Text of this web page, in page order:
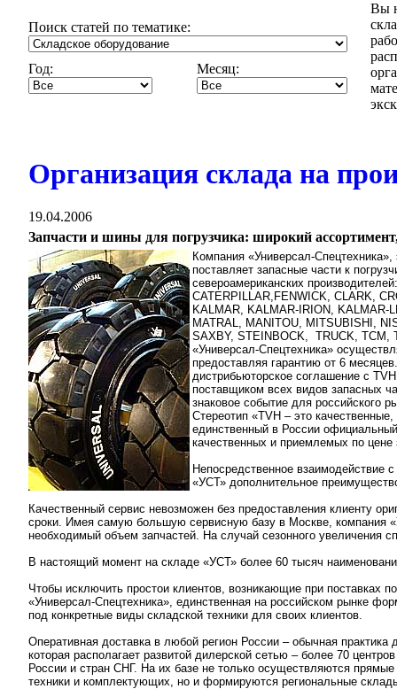
Поиск статей по тематике:
Год: Месяц:
Вы
Организация склада на
19.04.2006
Запчасти и шины для погрузчика: широкий
Компания «Универсал-
поставляет запасные части к
североамериканских
CATERPILLAR,FENWICK, CLARK,
KALMAR, KALMAR-IRION, KALMAR-
MATRAL, MANITOU, MITSUBISHI,
SAXBY, STEINBOCK, TRUCK, TCM,
«Универсал-Спецтехника»
предоставляя гарантию от 6
дистрибьюторское соглашение с
поставщиком всех видов запасных
знаковое событие для российского
Стереотип «TVH – это
единственный в России
качественных и приемлемых по цене
Непосредственное взаимодействие
«УСТ» дополнительное
Качественный сервис невозможен без предоставления клиенту
сроки. Имея самую большую сервисную базу в Москве, компания
необходимый объем запчастей. На случай сезонного увеличения
В настоящий момент на складе «УСТ» более 60 тысяч
Чтобы исключить простои клиентов, возникающие при поставках
«Универсал-Спецтехника», единственная на российском рынке
под конкретные виды складской техники для своих клиентов.
Оперативная доставка в любой регион России – обычная практика
которая располагает развитой дилерской сетью – более 70
России и стран СНГ. На их базе не только осуществляются
техники и комплектующих, но и формируются региональные